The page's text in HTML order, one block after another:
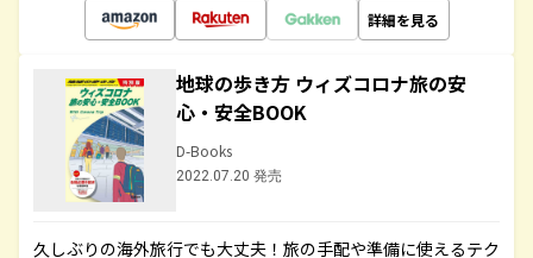
詳細を見る
地球の歩き方 ウィズコロナ旅の安
心・安全BOOK
D-Books
2022.07.20 発売
久しぶりの海外旅行でも大丈夫！旅の手配や準備に使えるテク